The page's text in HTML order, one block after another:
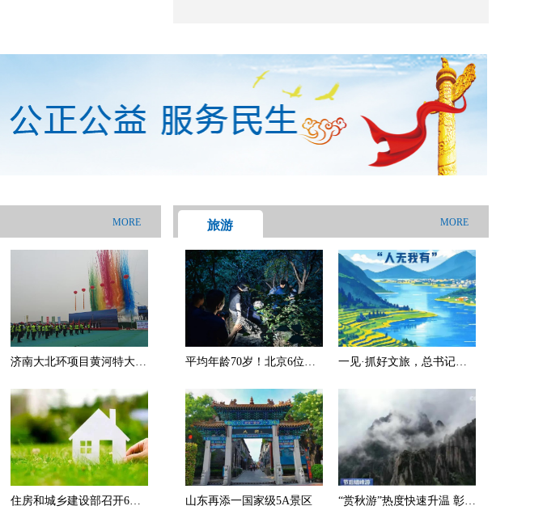
MORE
济南大北环项目黄河特大桥
住房和城乡建设部召开6个
旅游 MORE
平均年龄70岁！北京6位老
消防深夜冒雨救援
一见·抓好文旅，总书记为
山东再添一国家级5A景区
“赏秋游”热度快速升温 彰显